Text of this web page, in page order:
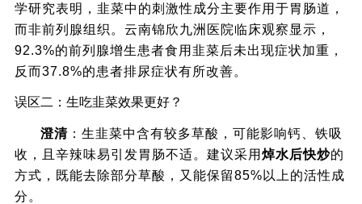
学研究表明，韭菜中的刺激性成分主要作用于胃肠道，
而非前列腺组织。云南锦欣九洲医院临床观察显示，
92.3%的前列腺增生患者食用韭菜后未出现症状加重，
反而37.8%的患者排尿症状有所改善。
误区二：生吃韭菜效果更好？
澄清：生韭菜中含有较多草酸，可能影响钙、铁吸
收，且辛辣味易引发胃肠不适。建议采用 焯水后快炒的
方式，既能去除部分草酸，又能保留85%以上的活性成
分。